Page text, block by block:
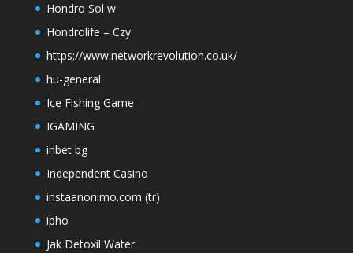
Hondro Sol w
Hondrolife – Czy
https://www.networkrevolution.co.uk/
hu-general
Ice Fishing Game
IGAMING
inbet bg
Independent Casino
instaanonimo.com (tr)
ipho
Jak Detoxil Water